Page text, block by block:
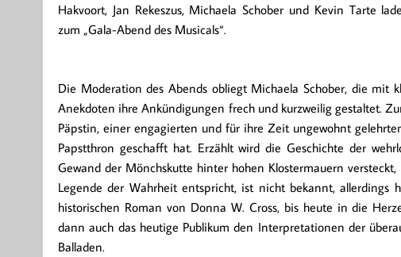
Hakvoort, Jan Rekeszus, Michaela Schober und Kevin Tarte
zum „Gala-Abend des Musicals“.
Die Moderation des Abends obliegt Michaela Schober, die mit
Anekdoten ihre Ankündigungen frech und kurzweilig gestaltet.
Päpstin, einer engagierten und für ihre Zeit ungewohnt
Papstthron geschafft hat. Erzählt wird die Geschichte der
Gewand der Mönchskutte hinter hohen Klostermauern
Legende der Wahrheit entspricht, ist nicht bekannt, allerdings
historischen Roman von Donna W. Cross, bis heute in die
dann auch das heutige Publikum den Interpretationen der
Balladen.